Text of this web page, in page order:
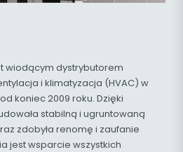
wiodącym dystrybutorem
i klimatyzacja (HVAC) w
koniec 2009 roku. Dzięki
stabilną i ugruntowaną
zdobyła renomę i zaufanie
jest wsparcie wszystkich